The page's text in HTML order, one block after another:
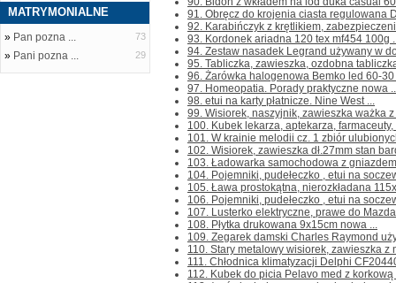
MATRYMONIALNE
» Pan pozna ... 73
» Pani pozna ... 29
91. Obręcz do krojenia ciasta regulowana
92. Karabińczyk z krętlikiem,
93. Kordonek ariadna 120 tex mf454 100g
94. Zestaw nasadek Legrand używany w
95. Tabliczka, zawieszka, ozdobna
96. Żarówka halogenowa Bemko led 60-
97. Homeopatia. Porady praktyczne nowa
98. etui na karty płatnicze. Nine West ...
99. Wisiorek, naszyjnik, zawieszka ważka z
100. Kubek lekarza, aptekarza,
101. W krainie melodii cz. 1 zbiór
102. Wisiorek, zawieszka dł.27mm stan
103. Ładowarka samochodowa z
104. Pojemniki, pudełeczko , etui na
105. Ława prostokątna, nierozkładana
106. Pojemniki, pudełeczko , etui na
107. Lusterko elektryczne, prawe do
108. Płytka drukowana 9x15cm nowa ...
109. Zegarek damski Charles Raymond
110. Stary metalowy wisiorek, zawieszka z
111. Chłodnica klimatyzacji Delphi
112. Kubek do picia Pelavo med z